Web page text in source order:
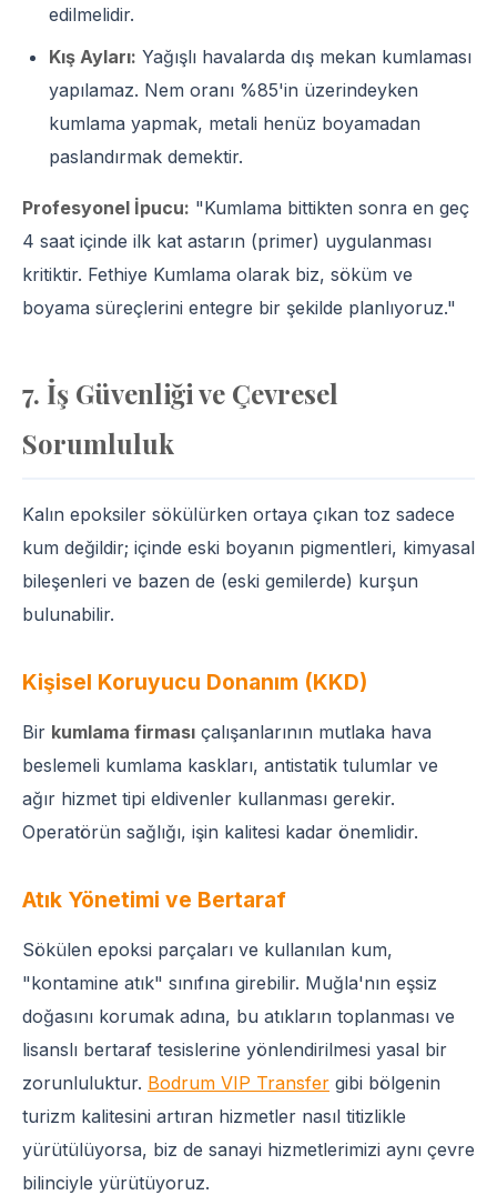
edilmelidir.
Kış Ayları: Yağışlı havalarda dış mekan kumlaması
yapılamaz. Nem oranı %85'in üzerindeyken
kumlama yapmak, metali henüz boyamadan
paslandırmak demektir.
Profesyonel İpucu: "Kumlama bittikten sonra en geç
4 saat içinde ilk kat astarın (primer) uygulanması
kritiktir. Fethiye Kumlama olarak biz, söküm ve
boyama süreçlerini entegre bir şekilde planlıyoruz."
7. İş Güvenliği ve Çevresel
Sorumluluk
Kalın epoksiler sökülürken ortaya çıkan toz sadece
kum değildir; içinde eski boyanın pigmentleri, kimyasal
bileşenleri ve bazen de (eski gemilerde) kurşun
bulunabilir.
Kişisel Koruyucu Donanım (KKD)
Bir kumlama firması çalışanlarının mutlaka hava
beslemeli kumlama kaskları, antistatik tulumlar ve
ağır hizmet tipi eldivenler kullanması gerekir.
Operatörün sağlığı, işin kalitesi kadar önemlidir.
Atık Yönetimi ve Bertaraf
Sökülen epoksi parçaları ve kullanılan kum,
"kontamine atık" sınıfına girebilir. Muğla'nın eşsiz
doğasını korumak adına, bu atıkların toplanması ve
lisanslı bertaraf tesislerine yönlendirilmesi yasal bir
zorunluluktur. Bodrum VIP Transfer gibi bölgenin
turizm kalitesini artıran hizmetler nasıl titizlikle
yürütülüyorsa, biz de sanayi hizmetlerimizi aynı çevre
bilinciyle yürütüyoruz.